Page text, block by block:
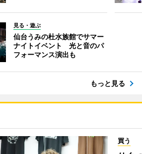
見る・遊ぶ
仙台うみの杜水族館でサマー
ナイトイベント 光と音のパ
フォーマンス演出も
もっと見る
買う